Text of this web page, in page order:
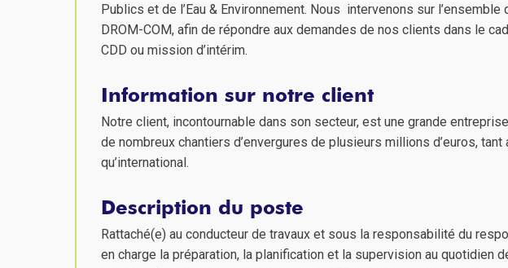
Publics et de l’Eau & Environnement. Nous intervenons sur
DROM-COM, afin de répondre aux demandes de nos clients dans le
CDD ou mission d’intérim.
Information sur notre client
Notre client, incontournable dans son secteur, est une grande
de nombreux chantiers d’envergures de plusieurs millions d’euros, tant
qu’international.
Description du poste
Rattaché(e) au conducteur de travaux et sous la responsabilité du
en charge la préparation, la planification et la supervision au quotidien